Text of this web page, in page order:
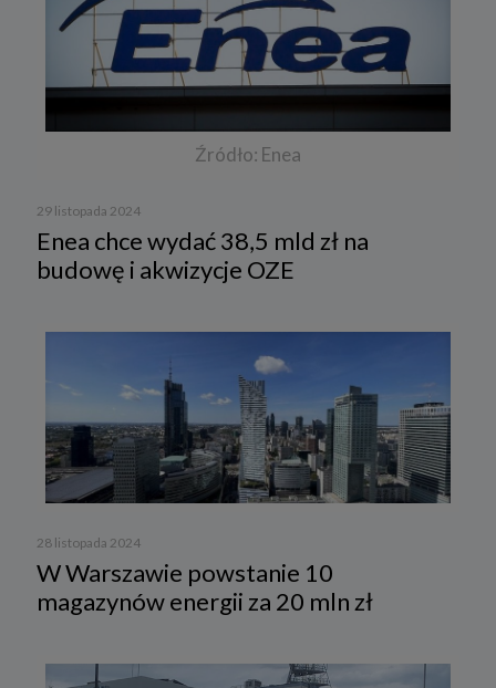
Źródło: Enea
29 listopada 2024
Enea chce wydać 38,5 mld zł na
budowę i akwizycje OZE
28 listopada 2024
W Warszawie powstanie 10
magazynów energii za 20 mln zł